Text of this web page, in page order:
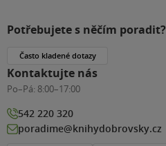
Potřebujete s něčím poradit?
Často kladené dotazy
Kontaktujte nás
Po–Pá: 8:00–17:00
542 220 320
poradime@knihydobrovsky.cz